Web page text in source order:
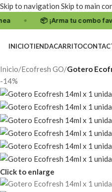
Skip to navigation Skip to main
INICIOTIENDACARRITO
Inicio/Ecofresh GO/Gotero
-14%
Click to enlarge